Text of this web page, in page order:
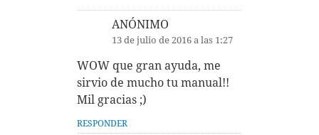
ANÓNIMO
13 de julio de 2016 a las 1:27
WOW que gran ayuda, me
sirvio de mucho tu manual!!
Mil gracias ;)
RESPONDER